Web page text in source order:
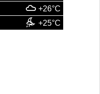
+26°C
+25°C